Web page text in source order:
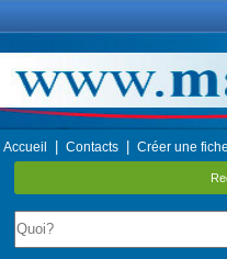
Accueil Contacts Créer une fiche